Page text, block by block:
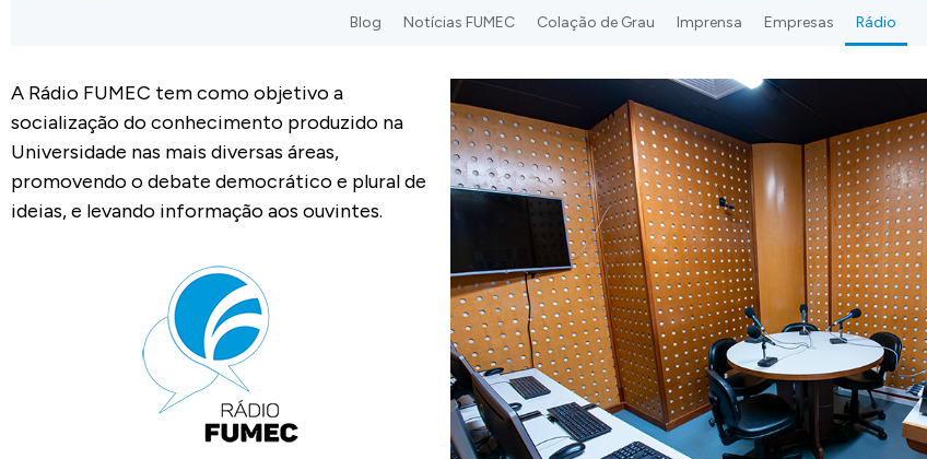
Blog Notícias FUMEC Colação de Grau Imprensa Empresas Rádio
A Rádio FUMEC tem como objetivo a
socialização do conhecimento produzido na
Universidade nas mais diversas áreas,
promovendo o debate democrático e plural de
ideias, e levando informação aos ouvintes.